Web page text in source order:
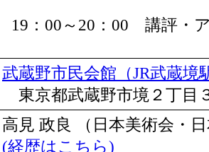
19：00～20：00 講評・
武蔵野市民会館（JR武蔵境
東京都武蔵野市境２丁目
高見 政良 （日本美術会・
(経歴はこちら)